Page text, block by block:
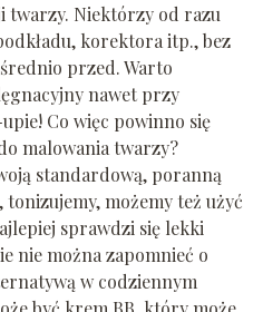
twarzy. Niektórzy od razu
korektora itp., bez
przed. Warto
nawet przy
Co więc powinno się
malowania twarzy?
standardową, poranną
możemy też użyć
sprawdzi się lekki
nie można zapomnieć o
w codziennym